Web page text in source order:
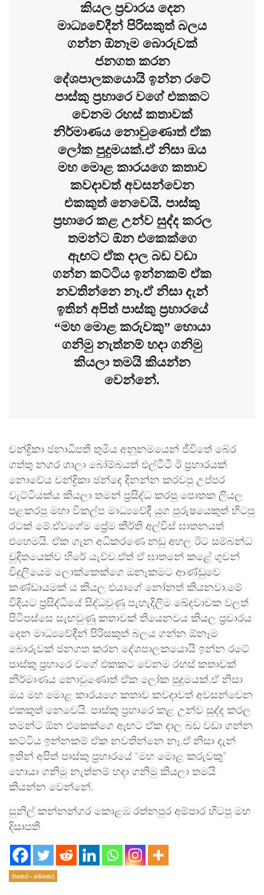
කියල ප්‍රචාරය දෙන
මාධ්‍යවේදීන් පිරිසකුත් බලය
ගන්න ඕනෑම බොරුවක්
ජනගත කරන
දේශපාලකයොයි ඉන්න රටේ
පාස්කු ප්‍රහාරෙ වගේ එකකට
වෙනම රහස් කතාවක්
නිර්මාණය නොවුණොත් ඒක
ලෝක පුදුමයක්.ඒ නිසා ඔය
මහ මොළ කාරයගෙ කතාව
කවදාවත් අවසන්වෙන
එකකුත් නෙවෙයි. පාස්කු
ප්‍රහාරෙ කළ උන්ව සුද්ද කරල
තමන්ට ඕන එකෙක්ගෙ
ඇඟට ඒක දාල බඩ වඩා
ගන්න කට්ටිය ඉන්නකම් ඒක
නවතින්නෙ නෑ.ඒ නිසා දැන්
ඉතින් අපිත් පාස්කු ප්‍රහාරයේ
“මහ මොළ කරුවකු” හොයා
ගනිමු නැත්නම් හදා ගනිමු
කියලා තමයි කියන්න
වෙන්නේ.
චන්ද්‍රිකා ජනාධිපති තුමිය අනූනමයෙන් ජීවිතේ බේර
ගත්තු නගර ශාලා බෝම්බයත් එල්ටීටී ඊ ප්‍රහාරයක්
නොවේය චන්ද්‍රිකා ඡන්දෙ දිනන්න කරවපු උප්පර
වැට්ටියක්ය කියලා තමන් ප්‍රසිද්ධ කරපු පොතක ලියල
පළකරපු මහා විකල්ප මාධ්‍යවේදී යුග පුරුෂයෙකුත් හිටපු
රටක් මේ.ඒවගේම ප්‍රේම කීර්ති අල්විස් ඝාතනයත්
එහෙමයි. ඒක ගැන අධිකරණෙ නඩු අහල ඊට සම්බන්ධ
චුදිතයෙක්ව හිරේ යැව්ව.ඒත් ඒ ඝාතනේ කළේ ගුවන්
විදුලියෙම ලොක්කෙක්ගෙ ඔනෑකමට ආණ්ඩුවෙ
කණ්ඩායමක් ය කියල එයාගේ නෝනත් කියනවා.මේ
විදියට ප්‍රසිද්ධියේ සිද්ධවුණු පැහැදිලිම ඛේදවාචක වලත්
පිටිපස්සෙ සැඟවුණු කතාවක් තියෙනවය කියල ප්‍රචාරය
දෙන මාධ්‍යවේදීන් පිරිසකුත් බලය ගන්න ඕනෑම
බොරුවක් ජනගත කරන දේශපාලකයොයි ඉන්න රටේ
පාස්කු ප්‍රහාරෙ වගේ එකකට වෙනම රහස් කතාවක්
නිර්මාණය නොවුණොත් ඒක ලෝක පුදුමයක්.ඒ නිසා
ඔය මහ මොළ කාරයගෙ කතාව කවදාවත් අවසන්වෙන
එකකුත් නෙවෙයි. පාස්කු ප්‍රහාරෙ කළ උන්ව සුද්ද කරල
තමන්ට ඕන එකෙක්ගෙ ඇඟට ඒක දාල බඩ වඩා ගන්න
කට්ටිය ඉන්නකම් ඒක නවතින්නෙ නෑ.ඒ නිසා දැන්
ඉතින් අපිත් පාස්කු ප්‍රහාරයේ “මහ මොළ කරුවකු”
හොයා ගනිමු නැත්නම් හදා ගනිමු කියලා තමයි
කියන්න වෙන්නේ.
සුනිල් කන්නන්ගර කොළඹ රත්නපුර අම්පාර හිටපු මහ
දිසාපති
එතෙර - මෙතෙර